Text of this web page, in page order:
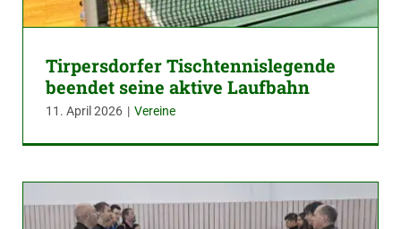
Tirpersdorfer Tischtennislegende
beendet seine aktive Laufbahn
11. April 2026 | Vereine